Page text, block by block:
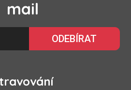
mail
ODEBÍRAT